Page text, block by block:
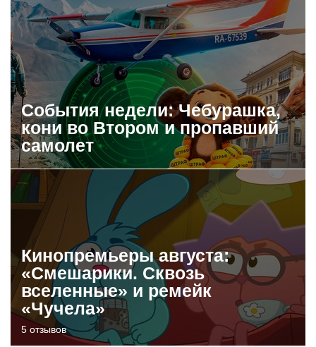
События недели: Чебурашка,
кони во Втором и пропавший
самолет
Кинопремьеры августа:
«Смешарики. Сквозь
вселенные» и ремейк
«Чучела»
5 отзывов